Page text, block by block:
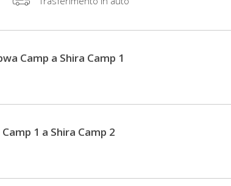
Camp a Shira Camp 1
1 a Shira Camp 2